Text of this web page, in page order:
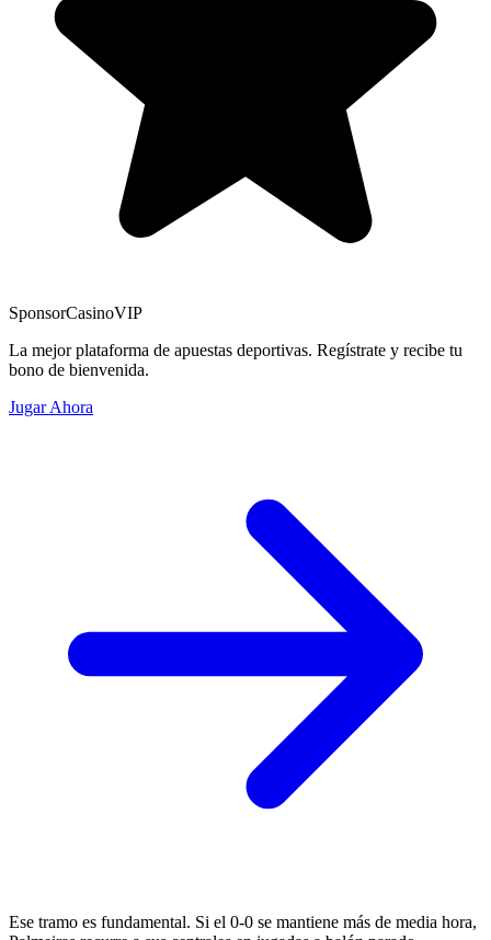
SponsorCasinoVIP
La mejor plataforma de apuestas deportivas. Regístrate y recibe tu
bono de bienvenida.
Jugar Ahora
Ese tramo es fundamental. Si el 0-0 se mantiene más de media hora,